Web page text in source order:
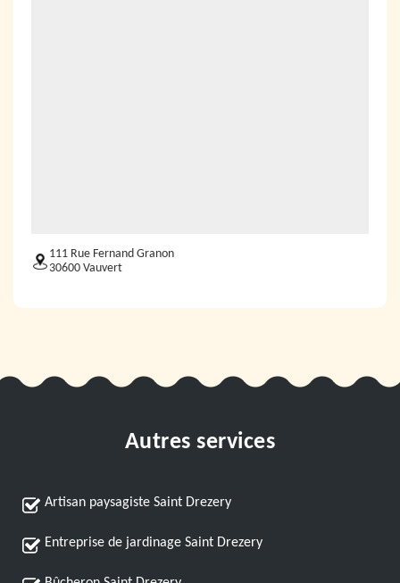
111 Rue Fernand Granon
30600 Vauvert
Autres services
Artisan paysagiste Saint Drezery
Entreprise de jardinage Saint Drezery